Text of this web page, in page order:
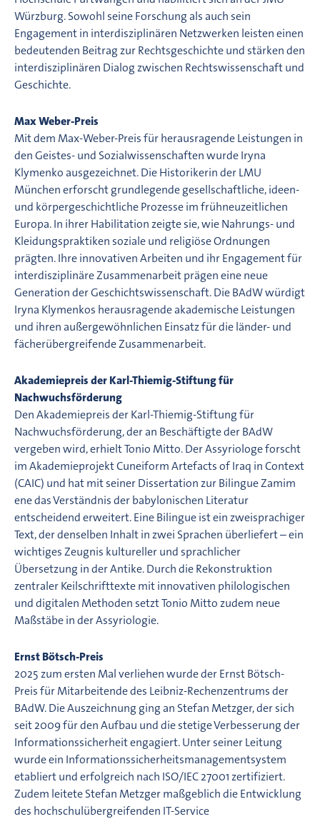
Würzburg. Sowohl seine Forschung als auch sein
Engagement in interdisziplinären Netzwerken leisten einen
bedeutenden Beitrag zur Rechtsgeschichte und stärken den
interdisziplinären Dialog zwischen Rechtswissenschaft und
Geschichte.
Max Weber-Preis
Mit dem Max-Weber-Preis für herausragende Leistungen in
den Geistes- und Sozialwissenschaften wurde Iryna
Klymenko ausgezeichnet. Die Historikerin der LMU
München erforscht grundlegende gesellschaftliche, ideen-
und körpergeschichtliche Prozesse im frühneuzeitlichen
Europa. In ihrer Habilitation zeigte sie, wie Nahrungs- und
Kleidungspraktiken soziale und religiöse Ordnungen
prägten. Ihre innovativen Arbeiten und ihr Engagement für
interdisziplinäre Zusammenarbeit prägen eine neue
Generation der Geschichtswissenschaft. Die BAdW würdigt
Iryna Klymenkos herausragende akademische Leistungen
und ihren außergewöhnlichen Einsatz für die länder- und
fächerübergreifende Zusammenarbeit.
Akademiepreis der Karl-Thiemig-Stiftung für
Nachwuchsförderung
Den Akademiepreis der Karl-Thiemig-Stiftung für
Nachwuchsförderung, der an Beschäftigte der BAdW
vergeben wird, erhielt Tonio Mitto. Der Assyriologe forscht
im Akademieprojekt Cuneiform Artefacts of Iraq in Context
(CAIC) und hat mit seiner Dissertation zur Bilingue Zamim
ene das Verständnis der babylonischen Literatur
entscheidend erweitert. Eine Bilingue ist ein zweisprachiger
Text, der denselben Inhalt in zwei Sprachen überliefert – ein
wichtiges Zeugnis kultureller und sprachlicher
Übersetzung in der Antike. Durch die Rekonstruktion
zentraler Keilschrifttexte mit innovativen philologischen
und digitalen Methoden setzt Tonio Mitto zudem neue
Maßstäbe in der Assyriologie.
Ernst Bötsch-Preis
2025 zum ersten Mal verliehen wurde der Ernst Bötsch-
Preis für Mitarbeitende des Leibniz-Rechenzentrums der
BAdW. Die Auszeichnung ging an Stefan Metzger, der sich
seit 2009 für den Aufbau und die stetige Verbesserung der
Informationssicherheit engagiert. Unter seiner Leitung
wurde ein Informationssicherheitsmanagementsystem
etabliert und erfolgreich nach ISO/IEC 27001 zertifiziert.
Zudem leitete Stefan Metzger maßgeblich die Entwicklung
des hochschulübergreifenden IT-Service